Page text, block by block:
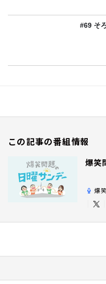
#69 そ
この記事の番組情報
爆笑
爆